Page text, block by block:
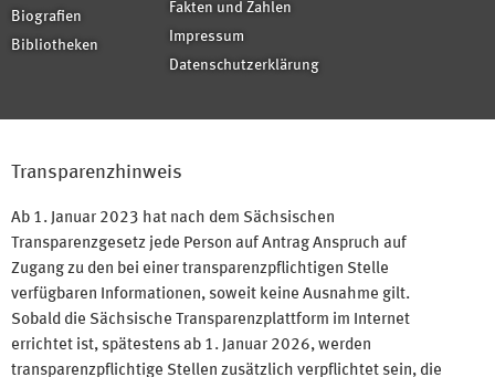
Biografien
Bibliotheken
Fakten und Zahlen
Impressum
Datenschutzerklärung
Transparenzhinweis
Ab 1. Januar 2023 hat nach dem Sächsischen
Transparenzgesetz jede Person auf Antrag Anspruch auf
Zugang zu den bei einer transparenzpflichtigen Stelle
verfügbaren Informationen, soweit keine Ausnahme gilt.
Sobald die Sächsische Transparenzplattform im Internet
errichtet ist, spätestens ab 1. Januar 2026, werden
transparenzpflichtige Stellen zusätzlich verpflichtet sein, die